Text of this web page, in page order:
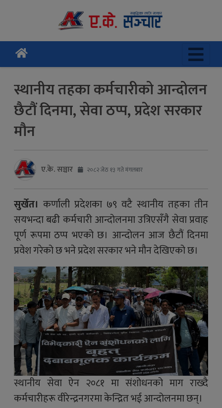
स्थानीय तहका कर्मचारीको आन्दोलन
छैटौं दिनमा, सेवा ठप्प, प्रदेश सरकार
मौन
ए.के. सञ्चार २०८२ जेठ १३ गते मंगलबार
सुर्खेत। कर्णाली प्रदेशका ७९ वटै स्थानीय तहका तीन
सयभन्दा बढी कर्मचारी आन्दोलनमा उत्रिएसँगै सेवा प्रवाह
पूर्ण रूपमा ठप्प भएको छ। आन्दोलन आज छैटौं दिनमा
प्रवेश गरेको छ भने प्रदेश सरकार भने मौन देखिएको छ।
स्थानीय सेवा ऐन २०८१ मा संशोधनको माग राख्दै
कर्मचारीहरू वीरेन्द्रनगरमा केन्द्रित भई आन्दोलनमा छन्।